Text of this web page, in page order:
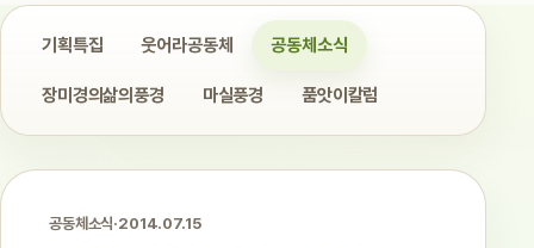
기획특집 웃어라공동체 공동체소식
장미경의삶의풍경 마실풍경 품앗이칼럼
공동체소식·2014.07.15